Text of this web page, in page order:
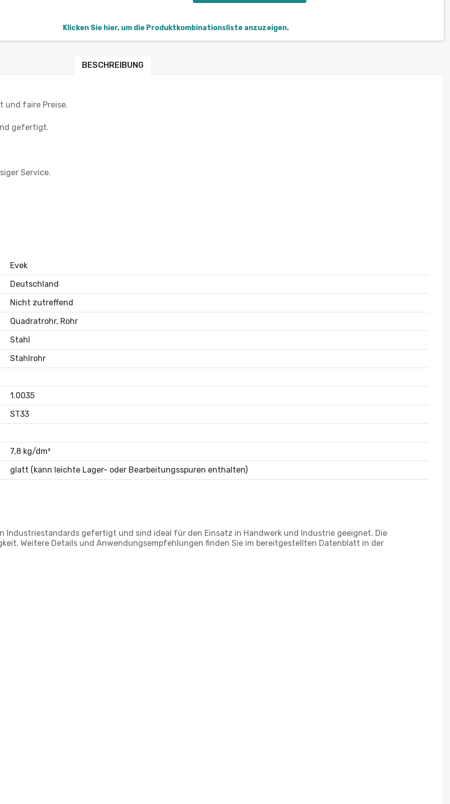
Klicken Sie hier, um die Produktkombinationsliste anzuzeigen.
BESCHREIBUNG
und faire Preise.
gefertigt.
Service.
Evek
Deutschland
Nicht zutreffend
Quadratrohr, Rohr
Stahl
Stahlrohr
1.0035
ST33
7,8 kg/dm³
glatt (kann leichte Lager- oder Bearbeitungsspuren enthalten)
Industriestandards gefertigt und sind ideal für den Einsatz in Handwerk und Industrie geeignet. Die
Weitere Details und Anwendungsempfehlungen finden Sie im bereitgestellten Datenblatt in der